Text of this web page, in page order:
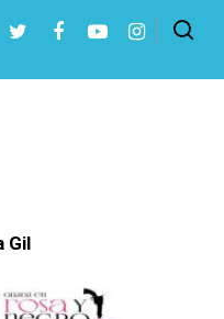
ESC para cerrar
Gil